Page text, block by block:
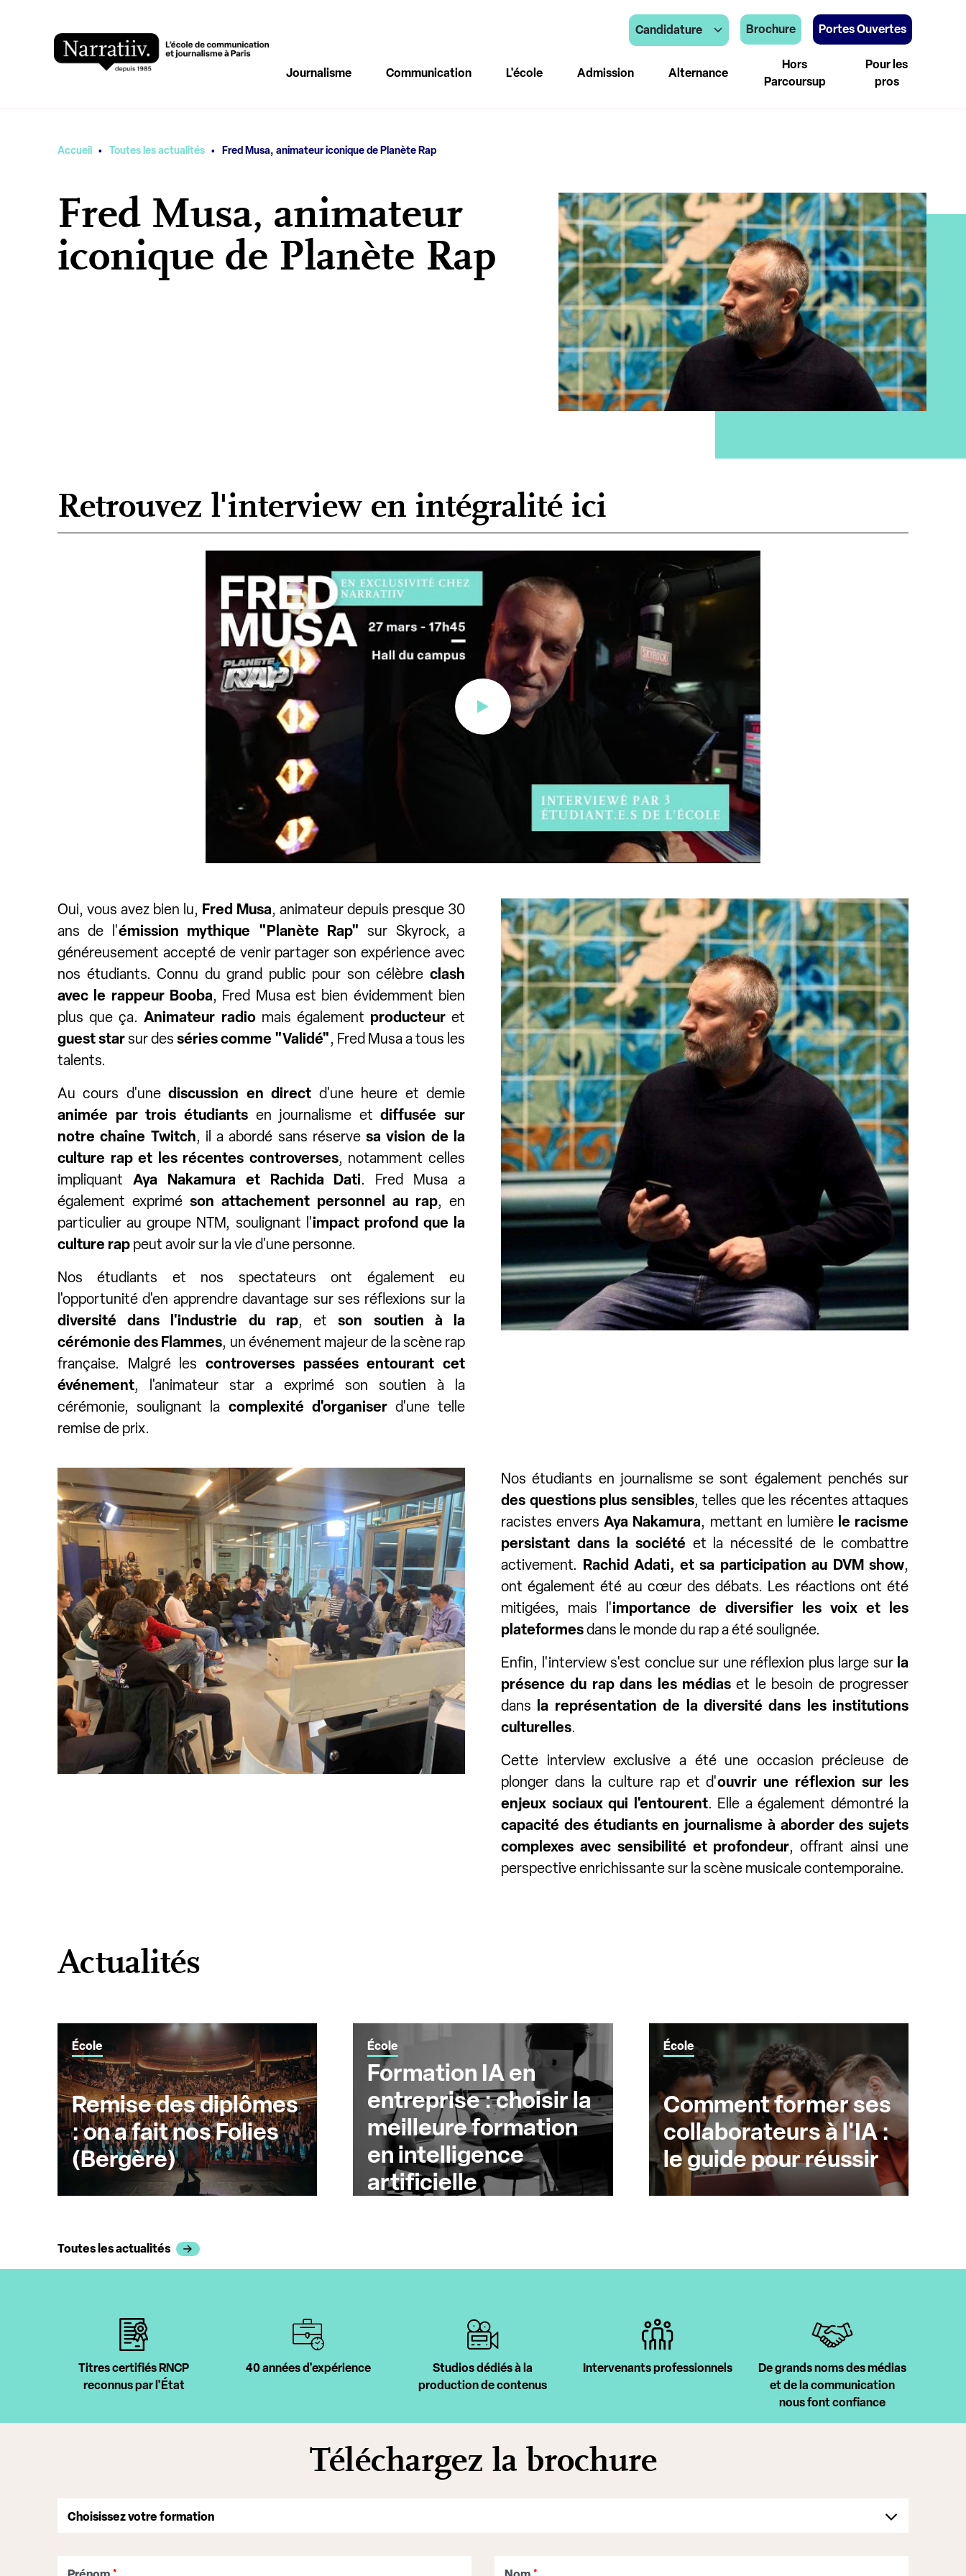
Vous êtes ici
Accueil · Toutes les actualités · Fred Musa, animateur iconique de Planète Rap
Fred Musa, animateur
iconique de Planète Rap
Retrouvez l'interview en intégralité ici
Oui, vous avez bien lu, Fred Musa, animateur depuis presque 30
ans de l'émission mythique "Planète Rap" sur Skyrock, a
généreusement accepté de venir partager son expérience avec
nos étudiants. Connu du grand public pour son célèbre clash
avec le rappeur Booba, Fred Musa est bien évidemment bien
plus que ça.Animateur radiomais également producteuret
guest starsur des séries comme "Validé", Fred Musa a tous les
talents.
Au cours d'unediscussion en direct d'une heure et demie
animée par trois étudiantsen journalisme etdiffusée sur
notre chaîne Twitch, il a abordé sans réservesa vision de la
culture rap et les récentes controverses, notamment celles
impliquant Aya Nakamura et Rachida Dati. Fred Musa a
également exprimé son attachement personnel au rap, en
particulier au groupe NTM, soulignant l'impact profond que la
culture rap peut avoir sur la vie d'une personne.
Nos étudiants et nos spectateurs ont également eu
l'opportunité d'en apprendre davantage sur ses réflexions sur la
diversité dans l'industrie du rap, etson soutien à la
cérémonie des Flammes, un événement majeur de la scène rap
française. Malgré les controverses passées entourant cet
événement, l'animateur star a exprimé son soutien à la
cérémonie, soulignant la complexité d'organiserd'une telle
remise de prix.
Nos étudiants en journalisme se sont également penchés sur
des questions plus sensibles, telles que les récentes attaques
racistes enversAya Nakamura, mettant en lumièrele racisme
persistant dans la société et la nécessité de le combattre
activement. Rachid Adati, et sa participation au DVM show,
ont également été au cœur des débats. Les réactions ont été
mitigées, mais l'importance de diversifier les voix et les
plateformesdans le monde du rap a été soulignée.
Enfin, l'interview s'est conclue sur une réflexion plus large sur la
présence du rap dans les médias et le besoin de progresser
dans la représentation de la diversité dans les institutions
culturelles.
Cette interview exclusive a été une occasion précieuse de
plonger dans la culture rap et d'ouvrir une réflexion sur les
enjeux sociaux qui l'entourent. Elle a également démontré la
capacité des étudiants en journalisme à aborder des sujets
complexes avec sensibilité et profondeur, offrant ainsi une
perspective enrichissante sur la scène musicale contemporaine.
Actualités
École
Remise des diplômes
: on a fait nos Folies
(Bergère)
École
Formation IA en
entreprise : choisir la
meilleure formation
en intelligence
artificielle
École
Comment former ses
collaborateurs à l'IA :
le guide pour réussir
Toutes les actualités
Titres certifiés RNCP
reconnus par l'État
40 années d'expérience
Studios dédiés à la
production de contenus
Intervenants professionnels
De grands noms des médias
et de la communication
nous font confiance
Téléchargez la brochure
Candidature Brochure Portes Ouvertes
Journalisme Communication L'école Admission Alternance
Hors
Parcoursup
Pour les
pros